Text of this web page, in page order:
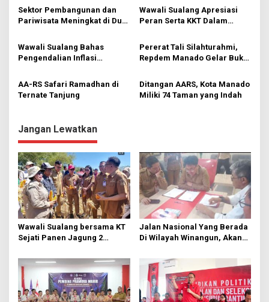
p
o
s
Pencapaian AA-RS
Sektor Pembangunan dan
Pariwisata Meningkat di Dua
Wawali Sualang Apresiasi
Peran Serta KKT Dalam
Wawali Sualang Bahas
Pengendalian Inflasi
Pererat Tali Silahturahmi,
Repdem Manado Gelar Buka
AA-RS Safari Ramadhan di
Ternate Tanjung
Ditangan AARS, Kota Manado
Miliki 74 Taman yang Indah
Jangan Lewatkan
Wawali Sualang bersama KT
Sejati Panen Jagung 2
Jalan Nasional Yang Berada
Di Wilayah Winangun, Akan